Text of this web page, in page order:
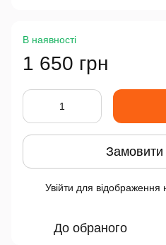
В наявності
1 650 грн
Увійти для відображення
До обраного